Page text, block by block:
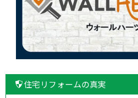
住宅リフォームの真実